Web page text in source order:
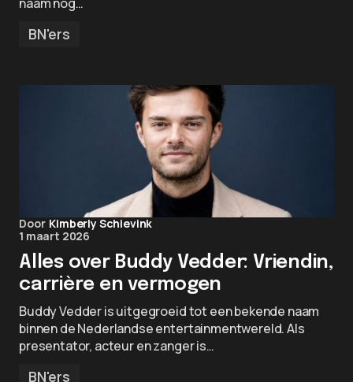
BN'ers
Door Kimberly Schievink
1 maart 2026
Alles over Buddy Vedder: Vriendin,
carrière en vermogen
Buddy Vedder is uitgegroeid tot een bekende naam
binnen de Nederlandse entertainmentwereld. Als
presentator, acteur en zanger is…
BN'ers